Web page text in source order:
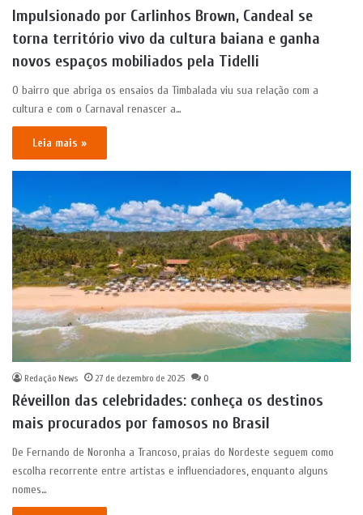
Impulsionado por Carlinhos Brown, Candeal se
torna território vivo da cultura baiana e ganha
novos espaços mobiliados pela Tidelli
O bairro que abriga os ensaios da Timbalada viu sua relação com a
cultura e com o Carnaval renascer a…
Leia mais »
Redação News 27 de dezembro de 2025 0
Réveillon das celebridades: conheça os destinos
mais procurados por famosos no Brasil
De Fernando de Noronha a Trancoso, praias do Nordeste seguem como
escolha recorrente entre artistas e influenciadores, enquanto alguns
nomes…